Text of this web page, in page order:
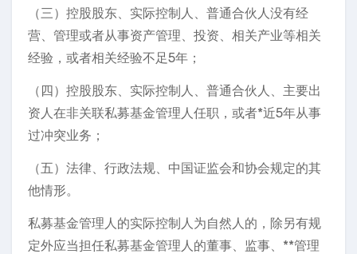
（三）控股股东、实际控制人、普通合伙人没有经
营、管理或者从事资产管理、投资、相关产业等相关
经验，或者相关经验不足5年；
（四）控股股东、实际控制人、普通合伙人、主要出
资人在非关联私募基金管理人任职，或者*近5年从事
过冲突业务；
（五）法律、行政法规、中国证监会和协会规定的其
他情形。
私募基金管理人的实际控制人为自然人的，除另有规
定外应当担任私募基金管理人的董事、监事、**管理